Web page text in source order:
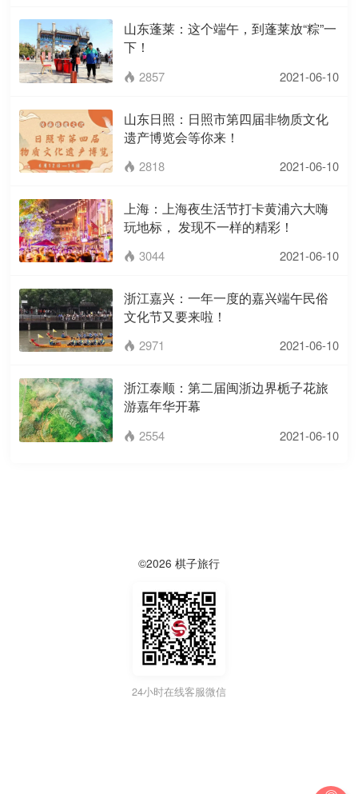
山东蓬莱：这个端午，到蓬莱放“粽”一
下！
 2857 2021-06-10
山东日照：日照市第四届非物质文化
遗产博览会等你来！
 2818 2021-06-10
上海：上海夜生活节打卡黄浦六大嗨
玩地标， 发现不一样的精彩！
 3044 2021-06-10
浙江嘉兴：一年一度的嘉兴端午民俗
文化节又要来啦！
 2971 2021-06-10
浙江泰顺：第二届闽浙边界栀子花旅
游嘉年华开幕
 2554 2021-06-10
©2026 棋子旅行
24小时在线客服微信